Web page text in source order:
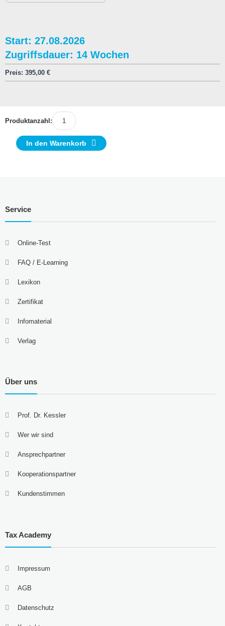
Start: 27.08.2026
Zugriffsdauer: 14 Wochen
Preis: 395,00 €
Produktanzahl:
In den Warenkorb
Service
Online-Test
FAQ / E-Learning
Lexikon
Zertifikat
Infomaterial
Verlag
Über uns
Prof. Dr. Kessler
Wer wir sind
Ansprechpartner
Kooperationspartner
Kundenstimmen
Tax Academy
Impressum
AGB
Datenschutz